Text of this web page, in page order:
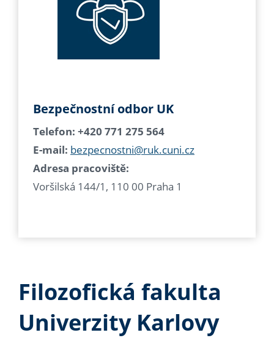
Bezpečnostní odbor UK
Telefon: +420 771 275 564
E-mail: bezpecnostni@ruk.cuni.cz
Adresa pracoviště:
Voršilská 144/1, 110 00 Praha 1
Filozofická fakulta
Univerzity Karlovy